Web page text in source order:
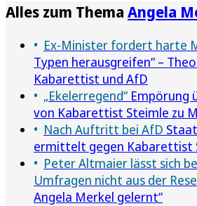
Alles zum Thema Angela
Ex-Minister fordert harte
Typen herausgreifen“ –
Kabarettist und AfD
„Ekelerregend“ Empörung
von Kabarettist Steimle zu
Nach Auftritt bei AfD
ermittelt gegen Kabarettist
Peter Altmaier lässt sich
Umfragen nicht aus der
Angela Merkel gelernt“